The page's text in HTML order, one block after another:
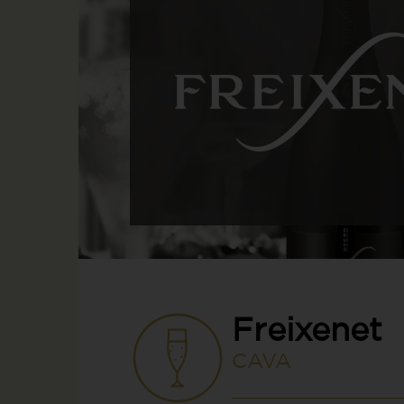
Freixenet
CAVA